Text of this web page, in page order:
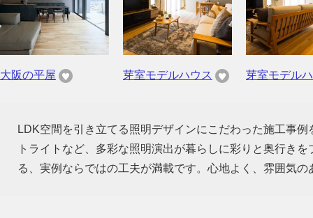
大阪の平屋 芽室モデルハウス 芽室モデル
LDK空間を引き立てる照明デザインにこだわった施工事
トライトなど、多彩な照明演出が暮らしに彩りと奥行き
る、実例ならではの工夫が満載です。心地よく、雰囲気